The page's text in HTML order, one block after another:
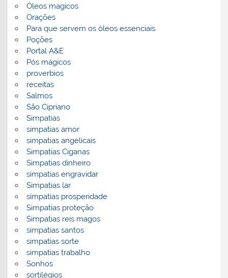
Óleos magicos
Orações
Para que servem os óleos essenciais
Poções
Portal A&E
Pós mágicos
proverbios
receitas
Salmos
São Cipriano
Simpatias
simpatias amor
simpatias angelicais
Simpatias Ciganas
Simpatias dinheiro
simpatias engravidar
Simpatias lar
simpatias prosperidade
Simpatias proteção
Simpatias reis magos
simpatias santos
simpatias sorte
simpatias trabalho
Sonhos
sortilégios